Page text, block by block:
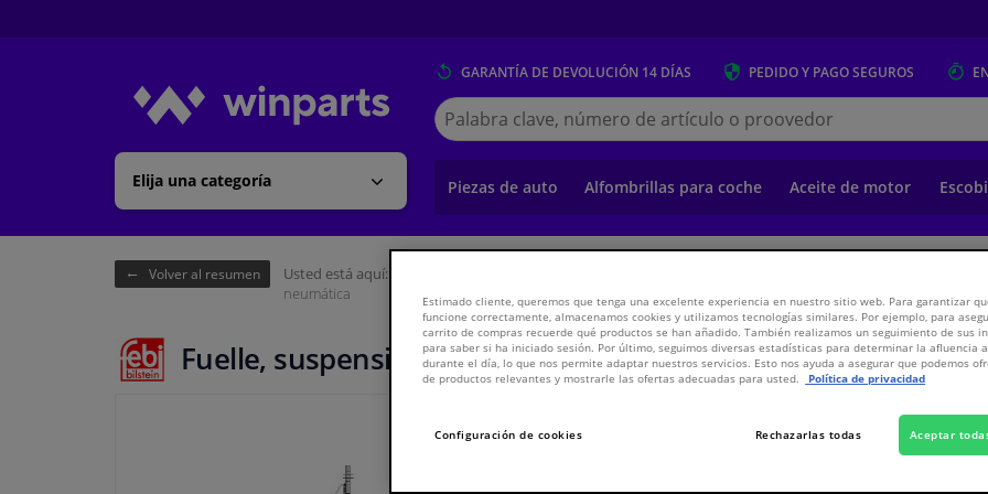
Elija una categoría
GARANTÍA DE DEVOLUCIÓN 14 DÍAS PEDIDO Y PAGOSEGUROS
Buscar
en
Winparts.es
Piezas de auto Alfombrillas para coche Aceite de motor
Volver al resumen Usted está aquí:
neumática
Fuelle, suspensión neumática
196,61€
Estimado cliente, queremos que tenga una excelente experiencia en nuestro sitio web. Para garantizar
funcione correctamente, almacenamos cookies y utilizamos tecnologías similares. Por ejemplo, para
carrito de compras recuerde qué productos se han añadido. También realizamos un seguimiento de sus
para saber si ha iniciado sesión. Por último, seguimos diversas estadísticas para determinar la afluencia
durante el día, lo que nos permite adaptar nuestros servicios. Esto nos ayuda a asegurar que podemos
de productos relevantes y mostrarle las ofertas adecuadas para usted.
Política de privacidad
Configuración de cookies Rechazarlas todas Aceptar